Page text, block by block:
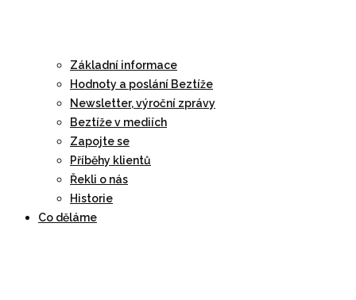
Základní informace
Hodnoty a poslání Beztíže
Newsletter, výroční zprávy
Beztíže v mediích
Zapojte se
Příběhy klientů
Řekli o nás
Historie
Co děláme